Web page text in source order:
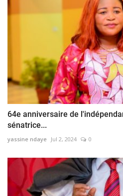
64e anniversaire de
sénatrice...
yassine ndaye Jul 2, 2024 0